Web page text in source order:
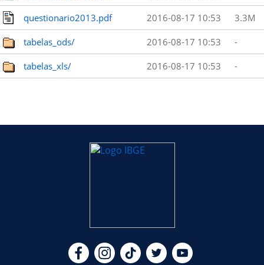
questionario2013.pdf 2016-08-17 10:53 3.3M
tabelas_ods/ 2016-08-17 10:53 -
tabelas_xls/ 2016-08-17 10:53 -